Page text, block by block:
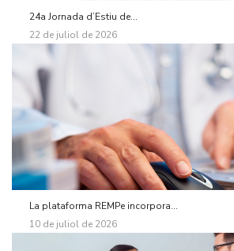
24a Jornada d’Estiu de...
22 de juliol de 2026
La plataforma REMPe incorpora...
10 de juliol de 2026